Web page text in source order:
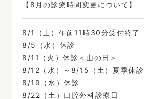
【8月の診療時間変更について】
8/1（土）午前11時30分受付終了
8/5（水）休診
8/11（火）休診＜山の日＞
8/12（水）～8/15（土）夏季休診
8/19（水）休診
8/22（土）口腔外科診療日